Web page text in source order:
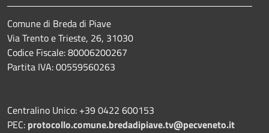
Comune di Breda di Piave
Via Trento e Trieste, 26, 31030
Codice Fiscale: 80006200267
Partita IVA: 00559560263
Centralino Unico: +39 0422 600153
PEC: protocollo.comune.bredadipiave.tv@pecveneto.it